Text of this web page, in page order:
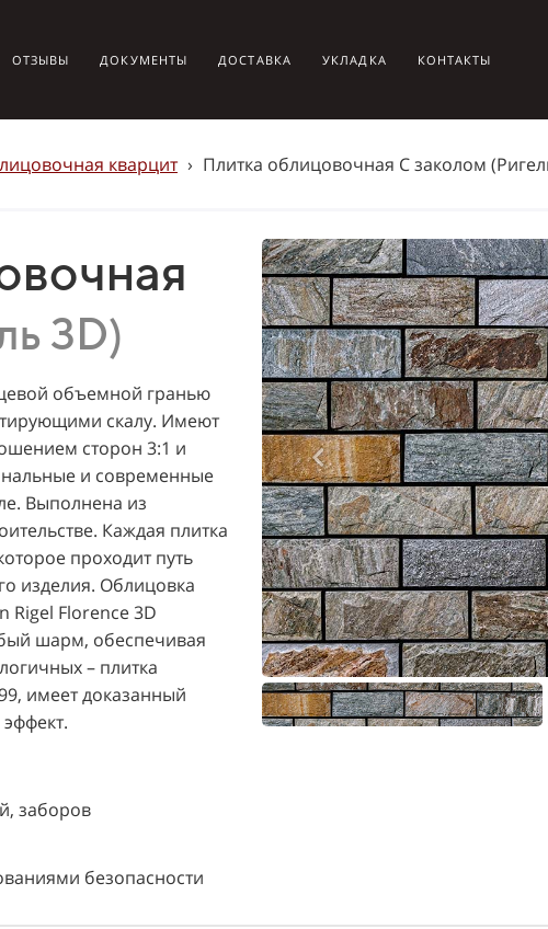
ОТЗЫВЫ ДОКУМЕНТЫ ДОСТАВКА УКЛАДКА КОНТАКТЫ
кварцит › Плитка облицовочная С заколом
3D)
объемной гранью
скалу. Имеют
сторон 3:1 и
и современные
Выполнена из
Каждая плитка
проходит путь
изделия. Облицовка
Rigel Florence 3D
шарм, обеспечивая
– плитка
имеет доказанный
заборов
безопасности